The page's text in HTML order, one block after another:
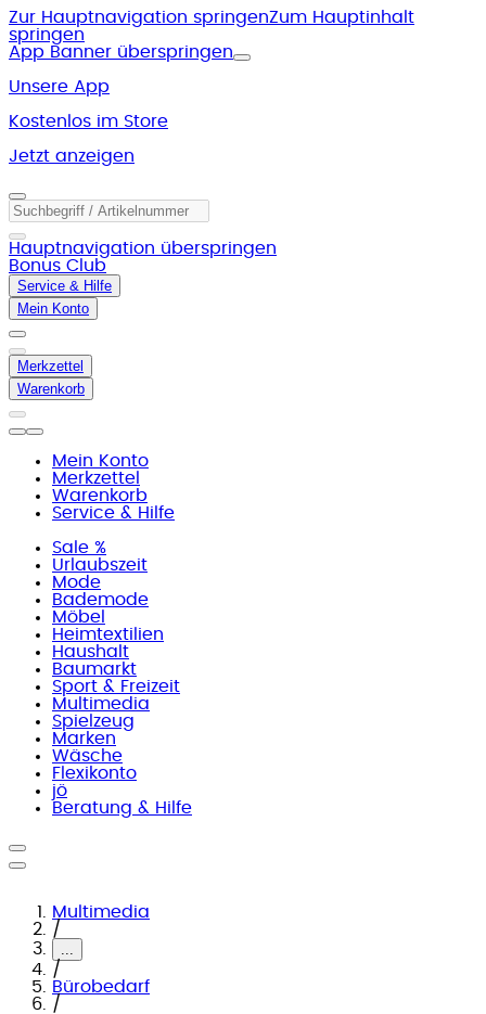
Zur Hauptnavigation springenZum Hauptinhalt
springen
App Banner überspringen
Unsere App
Kostenlos im Store
Jetzt anzeigen
Hauptnavigation überspringen
Bonus Club
Service & Hilfe
Mein Konto
Merkzettel
Warenkorb
Mein Konto
Merkzettel
Warenkorb
Service & Hilfe
Sale %
Urlaubszeit
Mode
Bademode
Möbel
Heimtextilien
Haushalt
Baumarkt
Sport & Freizeit
Multimedia
Spielzeug
Marken
Wäsche
Flexikonto
jö
Beratung & Hilfe
Multimedia
/
...
/
Bürobedarf
/